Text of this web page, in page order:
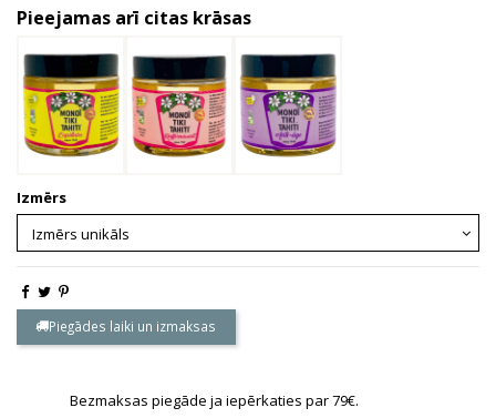
Pieejamas arī citas krāsas
Izmērs
Piegādes laiki un izmaksas
Bezmaksas piegāde ja iepērkaties par 79€.